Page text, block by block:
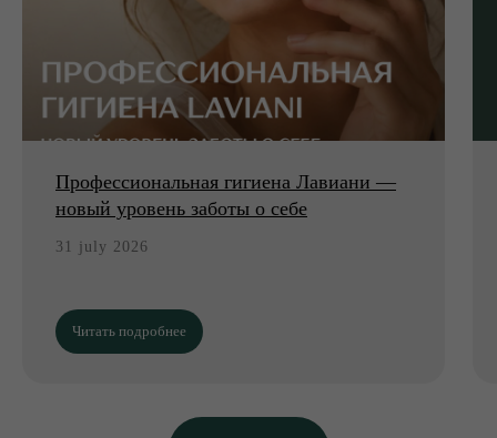
Профессиональная гигиена Лавиани —
новый уровень заботы о себе
31 july 2026
Читать подробнее